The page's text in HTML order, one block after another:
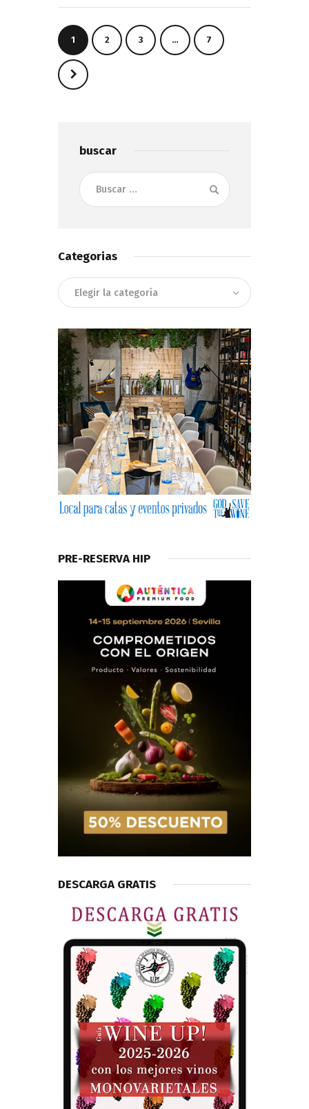
Paginación
de
entradas
PAGE
1 PAGE
2 PAGE
3 … PAGE
7
buscar
Buscar:
Categorias
Categorias
PRE-RESERVA HIP
DESCARGA GRATIS